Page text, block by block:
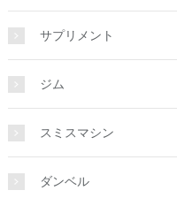
サプリメント
ジム
スミスマシン
ダンベル